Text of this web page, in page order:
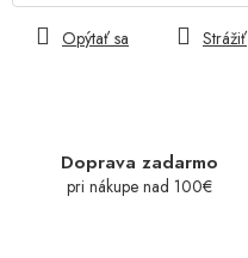
Doprava zadarmo
pri nákupe nad 100€
Opýtať sa Strážiť